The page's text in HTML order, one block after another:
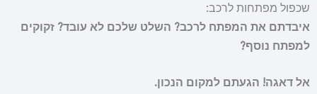
שכפול מפתחות לרכב:
איבדתם את המפתח לרכב? השלט שלכם לא עובד? זקוקים
למפתח נוסף?
אל דאגה! הגעתם למקום הנכון.